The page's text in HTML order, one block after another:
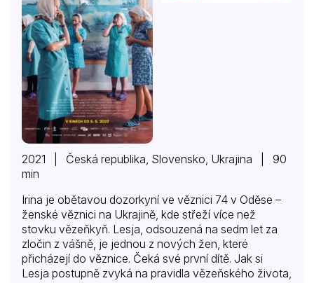
2021 | Česká republika, Slovensko, Ukrajina | 90
min
Irina je obětavou dozorkyní ve věznici 74 v Oděse –
ženské věznici na Ukrajině, kde střeží více než
stovku vězeňkyň. Lesja, odsouzená na sedm let za
zločin z vášně, je jednou z nových žen, které
přicházejí do věznice. Čeká své první dítě. Jak si
Lesja postupně zvyká na pravidla vězeňského života,